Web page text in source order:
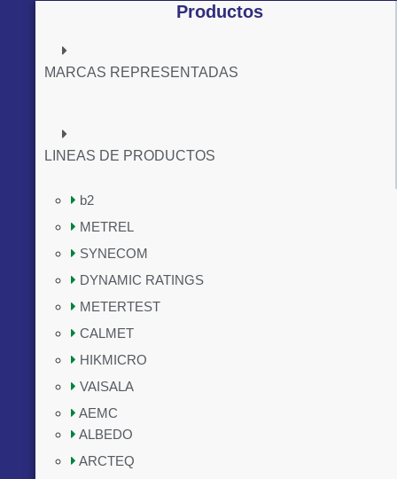
Productos
MARCAS REPRESENTADAS
LINEAS DE PRODUCTOS
b2
METREL
SYNECOM
DYNAMIC RATINGS
METERTEST
CALMET
HIKMICRO
VAISALA
AEMC
ALBEDO
ARCTEQ